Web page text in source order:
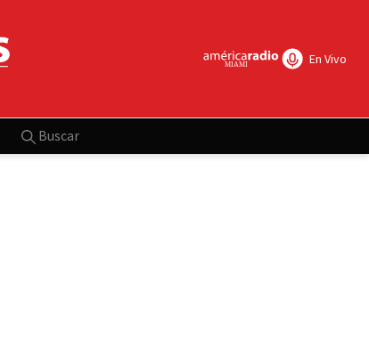
En Vivo
Buscar